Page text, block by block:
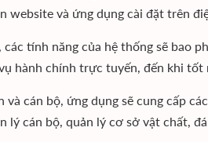
website và ứng dụng cài đặt trên
tính năng của hệ thống sẽ bao
hành chính trực tuyến, đến khi tốt
và cán bộ, ứng dụng sẽ cung cấp
lý cán bộ, quản lý cơ sở vật chất,